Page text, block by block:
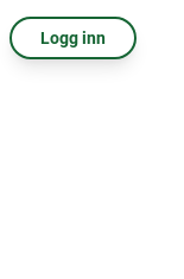
Logg inn